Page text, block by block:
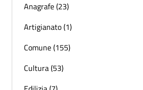
Anagrafe (23)
Artigianato (1)
Comune (155)
Cultura (53)